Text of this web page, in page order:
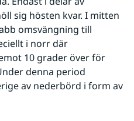
sig hösten kvar. I mitten
omsvängning till
i norr där
10 grader över för
denna period
av nederbörd i form av